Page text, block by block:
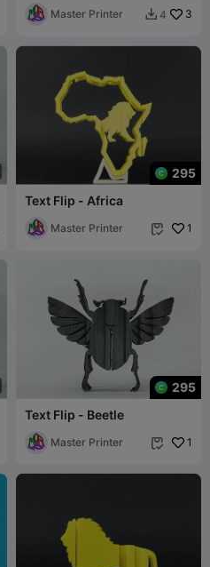
Master Printer  4 3
295
Text Flip - Africa
Master Printer  1
295
Text Flip - Beetle
Master Printer  1